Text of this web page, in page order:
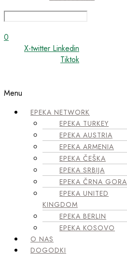
0
X-twitter Linkedin
Tiktok
Menu
EPEKA NETWORK
EPEKA TURKEY
EPEKA AUSTRIA
EPEKA ARMENIA
EPEKA ČEŠKA
EPEKA SRBIJA
EPEKA ČRNA GORA
EPEKA UNITED
KINGDOM
EPEKA BERLIN
EPEKA KOSOVO
O NAS
DOGODKI